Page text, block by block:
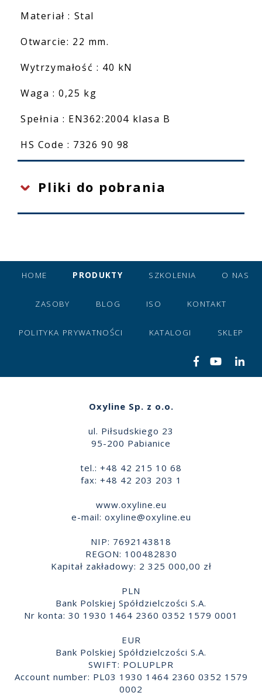
Materiał : Stal
Otwarcie: 22 mm.
Wytrzymałość : 40 kN
Waga : 0,25 kg
Spełnia : EN362:2004 klasa B
HS Code : 7326 90 98
Pliki do pobrania
HOME PRODUKTY SZKOLENIA O NAS
ZASOBY BLOG ISO KONTAKT
POLITYKA PRYWATNOŚCI KATALOGI SKLEP
Oxyline Sp. z o.o.
ul. Piłsudskiego 23
95-200 Pabianice
tel.: +48 42 215 10 68
fax: +48 42 203 203 1
www.oxyline.eu
e-mail: oxyline@oxyline.eu
NIP: 7692143818
REGON: 100482830
Kapitał zakładowy: 2 325 000,00 zł
PLN
Bank Polskiej Spółdzielczości S.A.
Nr konta: 30 1930 1464 2360 0352 1579 0001
EUR
Bank Polskiej Spółdzielczości S.A.
SWIFT: POLUPLPR
Account number: PL03 1930 1464 2360 0352 1579
0002